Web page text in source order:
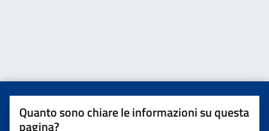
Quanto sono chiare le informazioni su questa
pagina?